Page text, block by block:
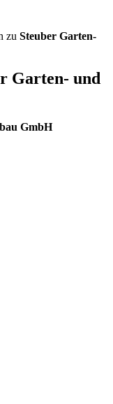
zu Steuber Garten-
Garten- und
GmbH